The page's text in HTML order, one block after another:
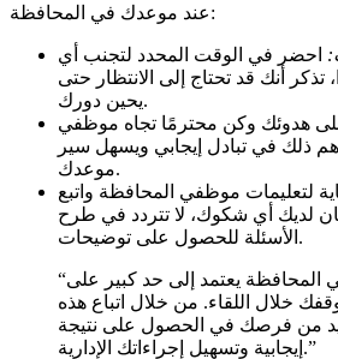
عند موعدك في المحافظة:
احضر في الوقت المحدد لتجنب أي
تذكر أنك قد تحتاج إلى الانتظار حتى
يحين دورك.
هدوئك وكن محترمًا تجاه موظفي
ذلك في تبادل إيجابي ويسهل سير
موعدك.
لتعليمات موظفي المحافظة واتبع
لديك أي شكوك، لا تتردد في طرح
الأسئلة للحصول على توضيحات.
“نجاح موعدك في المحافظة يعتمد إلى حد كبير على
خلال اللقاء. من خلال اتباع هذه
من فرصك في الحصول على نتيجة
إيجابية وتسهيل إجراءاتك الإدارية.”